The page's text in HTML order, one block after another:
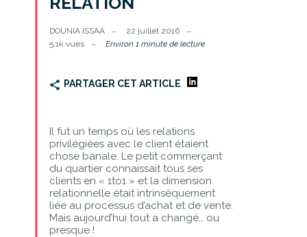
DOUNIA ISSAA
22 juillet 2016
5.1k vues
Environ 1 minute de lecture
PARTAGER CET ARTICLE
Il fut un temps où les relations
privilégiées avec le client étaient
chose banale. Le petit commerçant
du quartier connaissait tous ses
clients en « 1to1 » et la dimension
relationnelle était intrinsèquement
liée au processus d’achat et de vente.
Mais aujourd’hui tout a changé… ou
presque !